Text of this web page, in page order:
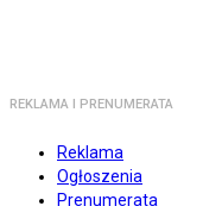
REKLAMA I PRENUMERATA
Reklama
Ogłoszenia
Prenumerata